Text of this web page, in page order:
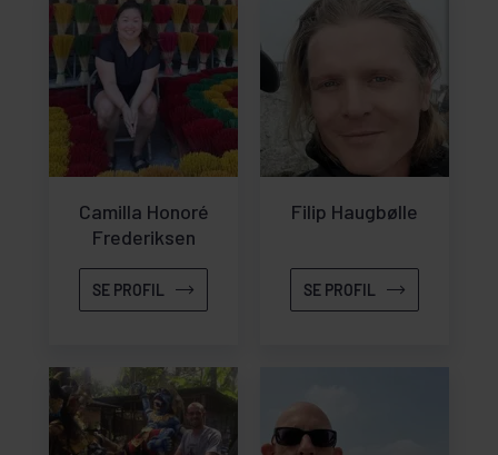
Camilla Honoré
Frederiksen
SE PROFIL
Filip Haugbølle
SE PROFIL